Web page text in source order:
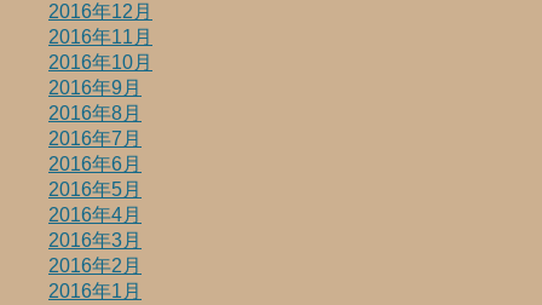
2016年12月
2016年11月
2016年10月
2016年9月
2016年8月
2016年7月
2016年6月
2016年5月
2016年4月
2016年3月
2016年2月
2016年1月